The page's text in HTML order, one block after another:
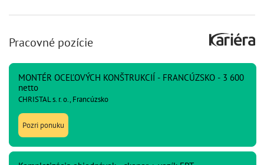
Pracovné pozície
MONTÉR OCEĽOVÝCH KONŠTRUKCIÍ - FRANCÚZSKO - 3 600
netto
CHRISTAL s. r. o., Francúzsko
Pozri ponuku